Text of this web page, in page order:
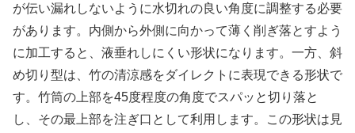
が伝い漏れしないように水切れの良い角度に調整する必要
があります。内側から外側に向かって薄く削ぎ落とすよう
に加工すると、液垂れしにくい形状になります。一方、斜
め切り型は、竹の清涼感をダイレクトに表現できる形状で
す。竹筒の上部を45度程度の角度でスパッと切り落と
し、その最上部を注ぎ口として利用します。この形状は見